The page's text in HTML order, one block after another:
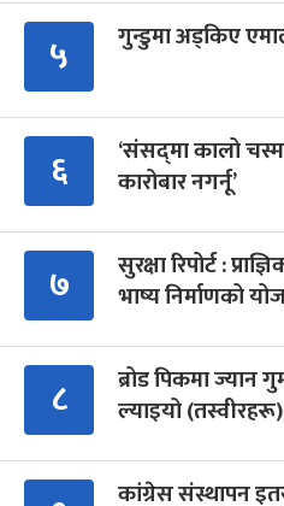
५ गुन्डुमा अड्किए
६
‘संसद्‍मा कालो
कारोबार नगर्नू’
७
सुरक्षा रिपोर्ट :
भाष्य निर्माणको
८
ब्रोड पिकमा ज्यान
ल्याइयो (तस्वीरहरू)
कांग्रेस संस्थापन